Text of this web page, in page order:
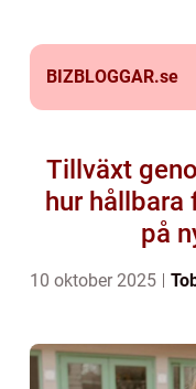
BIZBLOGGAR.se
Tillväxt
hur
på
10 oktober 2025